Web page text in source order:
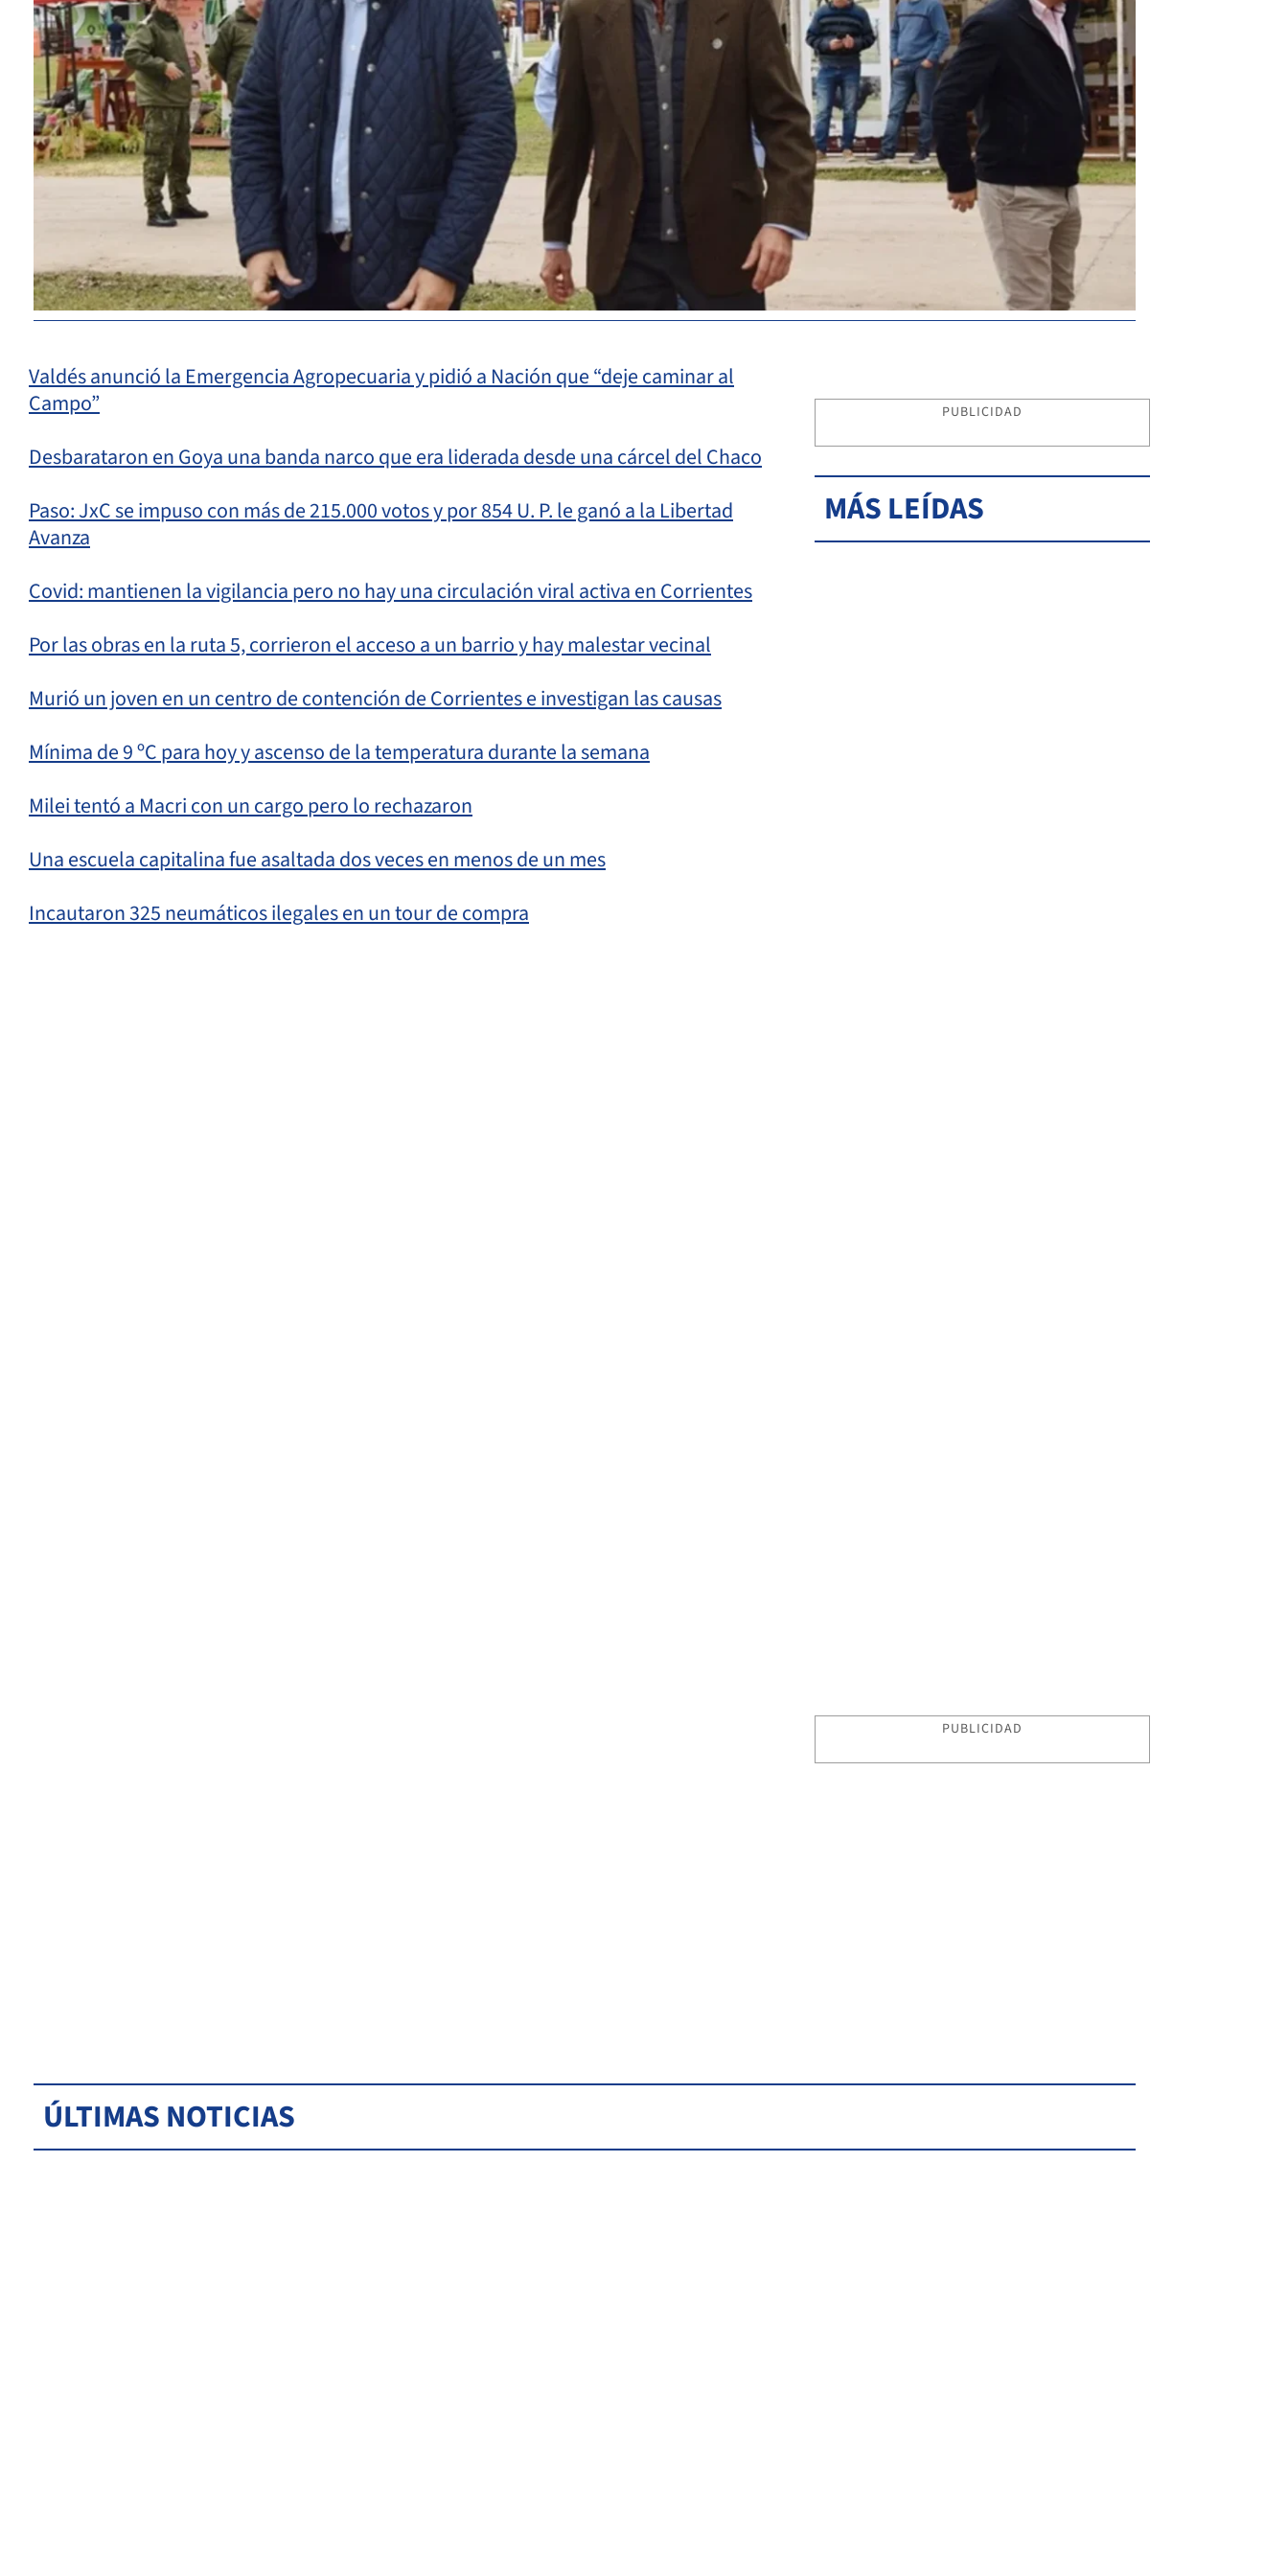
Valdés anunció la Emergencia Agropecuaria y pidió a Nación que “deje caminar al
Campo”
Desbarataron en Goya una banda narco que era liderada desde una cárcel del Chaco
Paso: JxC se impuso con más de 215.000 votos y por 854 U. P. le ganó a la Libertad
Avanza
Covid: mantienen la vigilancia pero no hay una circulación viral activa en Corrientes
Por las obras en la ruta 5, corrieron el acceso a un barrio y hay malestar vecinal
Murió un joven en un centro de contención de Corrientes e investigan las causas
Mínima de 9 ºC para hoy y ascenso de la temperatura durante la semana
Milei tentó a Macri con un cargo pero lo rechazaron
Una escuela capitalina fue asaltada dos veces en menos de un mes
Incautaron 325 neumáticos ilegales en un tour de compra
PUBLICIDAD
MÁS LEÍDAS
PUBLICIDAD
ÚLTIMAS NOTICIAS